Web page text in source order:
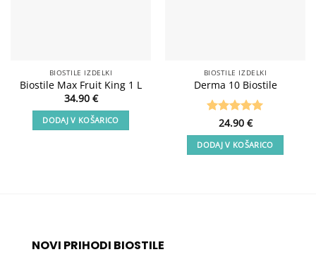
BIOSTILE IZDELKI
Biostile Max Fruit King 1 L
34.90 €
DODAJ V KOŠARICO
BIOSTILE IZDELKI
Derma 10 Biostile
Ocenjeno
od 5
24.90 €
DODAJ V KOŠARICO
NOVI PRIHODI BIOSTILE